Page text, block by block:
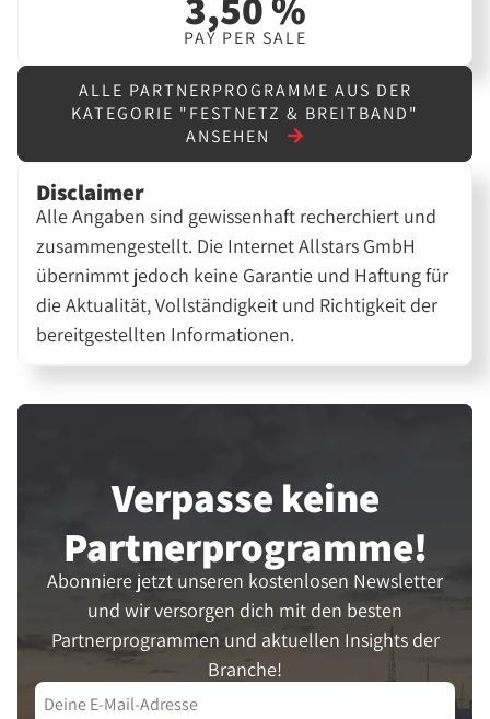
PAY PER SALE
ALLE PARTNERPROGRAMME AUS DER
KATEGORIE "FESTNETZ & BREITBAND"
ANSEHEN
Disclaimer
Alle Angaben sind gewissenhaft recherchiert und
zusammengestellt. Die Internet Allstars GmbH
übernimmt jedoch keine Garantie und Haftung für
die Aktualität, Vollständigkeit und Richtigkeit der
bereitgestellten Informationen.
Verpasse keine
Partner­programme!
Abonniere jetzt unseren kostenlosen Newsletter
und wir versorgen dich mit den besten
Partnerprogrammen und aktuellen Insights der
Branche!